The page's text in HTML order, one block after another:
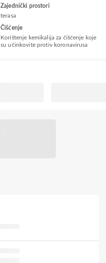
Zajednički prostori
terasa
Čišćenje
Korištenje kemikalija za čišćenje koje
su učinkovite protiv koronavirusa